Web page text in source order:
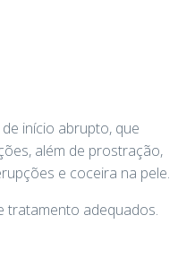
início abrupto, que
além de prostração,
e coceira na pele.
tratamento adequados.